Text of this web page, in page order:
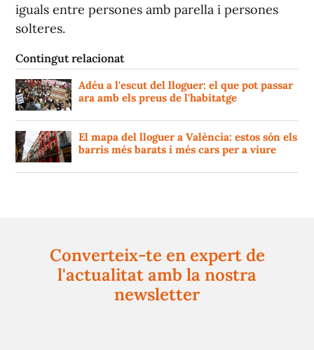
iguals entre persones amb parella i persones
solteres.
Contingut relacionat
Adéu a l'escut del lloguer: el que pot passar
ara amb els preus de l'habitatge
El mapa del lloguer a València: estos són els
barris més barats i més cars per a viure
Converteix-te en expert de
l'actualitat amb la nostra
newsletter